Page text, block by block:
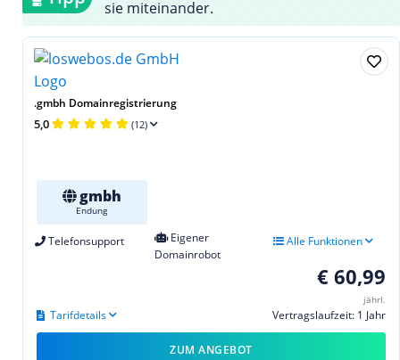
sie miteinander.
.gmbh Domainregistrierung
5,0 (12)
gmbh
Endung
Telefonsupport
Eigener
Domainrobot
Alle Funktionen
€ 60,99
jährl.
Vertragslaufzeit: 1 Jahr
Tarifdetails
ZUM ANGEBOT